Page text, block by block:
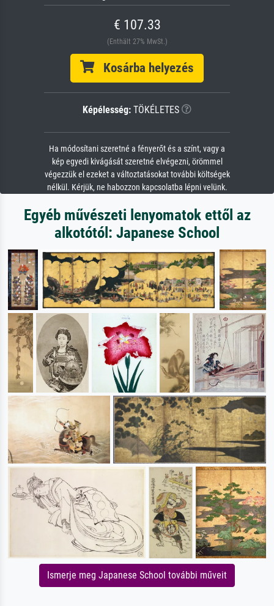
€ 107.33
(Enthält 27% MwSt.)
Kosárba helyezés
Képélesség: TÖKÉLETES
Ha módosítani szeretné a fényerőt és a színt, vagy a
kép egyedi kivágását szeretné elvégezni, örömmel
végezzük el ezeket a változtatásokat további költségek
nélkül. Kérjük, ne habozzon kapcsolatba lépni velünk.
Egyéb művészeti lenyomatok ettől az
alkotótól: Japanese School
Ismerje meg Japanese School további műveit